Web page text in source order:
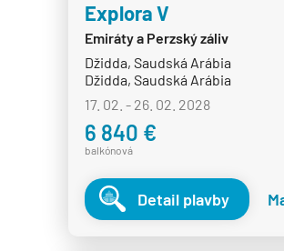
Explora V
Emiráty a Perzský záliv
Džidda, Saudská Arábia
Džidda, Saudská Arábia
17. 02. - 26. 02. 2028
6 840 €
balkónová
Detail plavby